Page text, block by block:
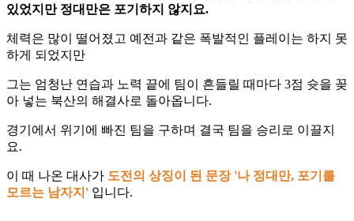
있었지만 정대만은 포기하지 않지요.
체력은 많이 떨어졌고 예전과 같은 폭발적인 플레이는 하지 못
하게 되었지만
그는 엄청난 연습과 노력 끝에 팀이 흔들릴 때마다 3점 슛을 꽂
아 넣는 북산의 해결사로 돌아옵니다.
경기에서 위기에 빠진 팀을 구하며 결국 팀을 승리로 이끌지
요.
이 때 나온 대사가 도전의 상징이 된 문장 '나 정대만, 포기를
모르는 남자지' 입니다.